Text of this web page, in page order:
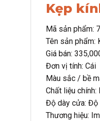
Kẹp
Mã sản phẩm:
Tên sản phẩm:
Giá bán:
Đơn vị tính: Cái
Màu sắc / bề
Chất liệu chính:
Độ dày cửa: Độ
Thương hiệu: